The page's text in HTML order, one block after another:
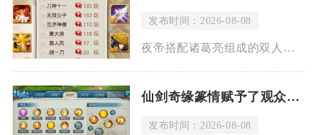
发布时间：2026-08-08
夜帝搭配诸葛亮组成的双人核心阵容可以打进竞技场中上游段位，但很难稳居顶尖排名，这
仙剑奇缘篆情赋予了观众怎样的思考与感受
发布时间：2026-08-08